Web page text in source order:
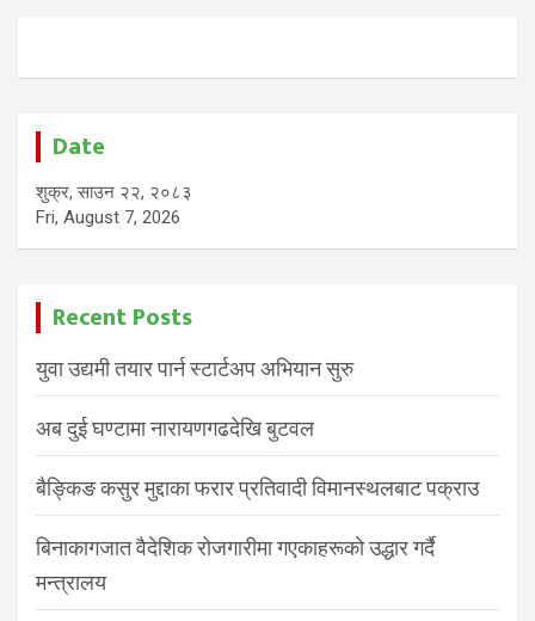
Date
शुक्र, साउन २२, २०८३
Fri, August 7, 2026
Recent Posts
युवा उद्यमी तयार पार्न स्टार्टअप अभियान सुरु
अब दुई घण्टामा नारायणगढदेखि बुटवल
बैङ्किङ कसुर मुद्दाका फरार प्रतिवादी विमानस्थलबाट पक्राउ
बिनाकागजात वैदेशिक रोजगारीमा गएकाहरूको उद्धार गर्दै
मन्त्रालय